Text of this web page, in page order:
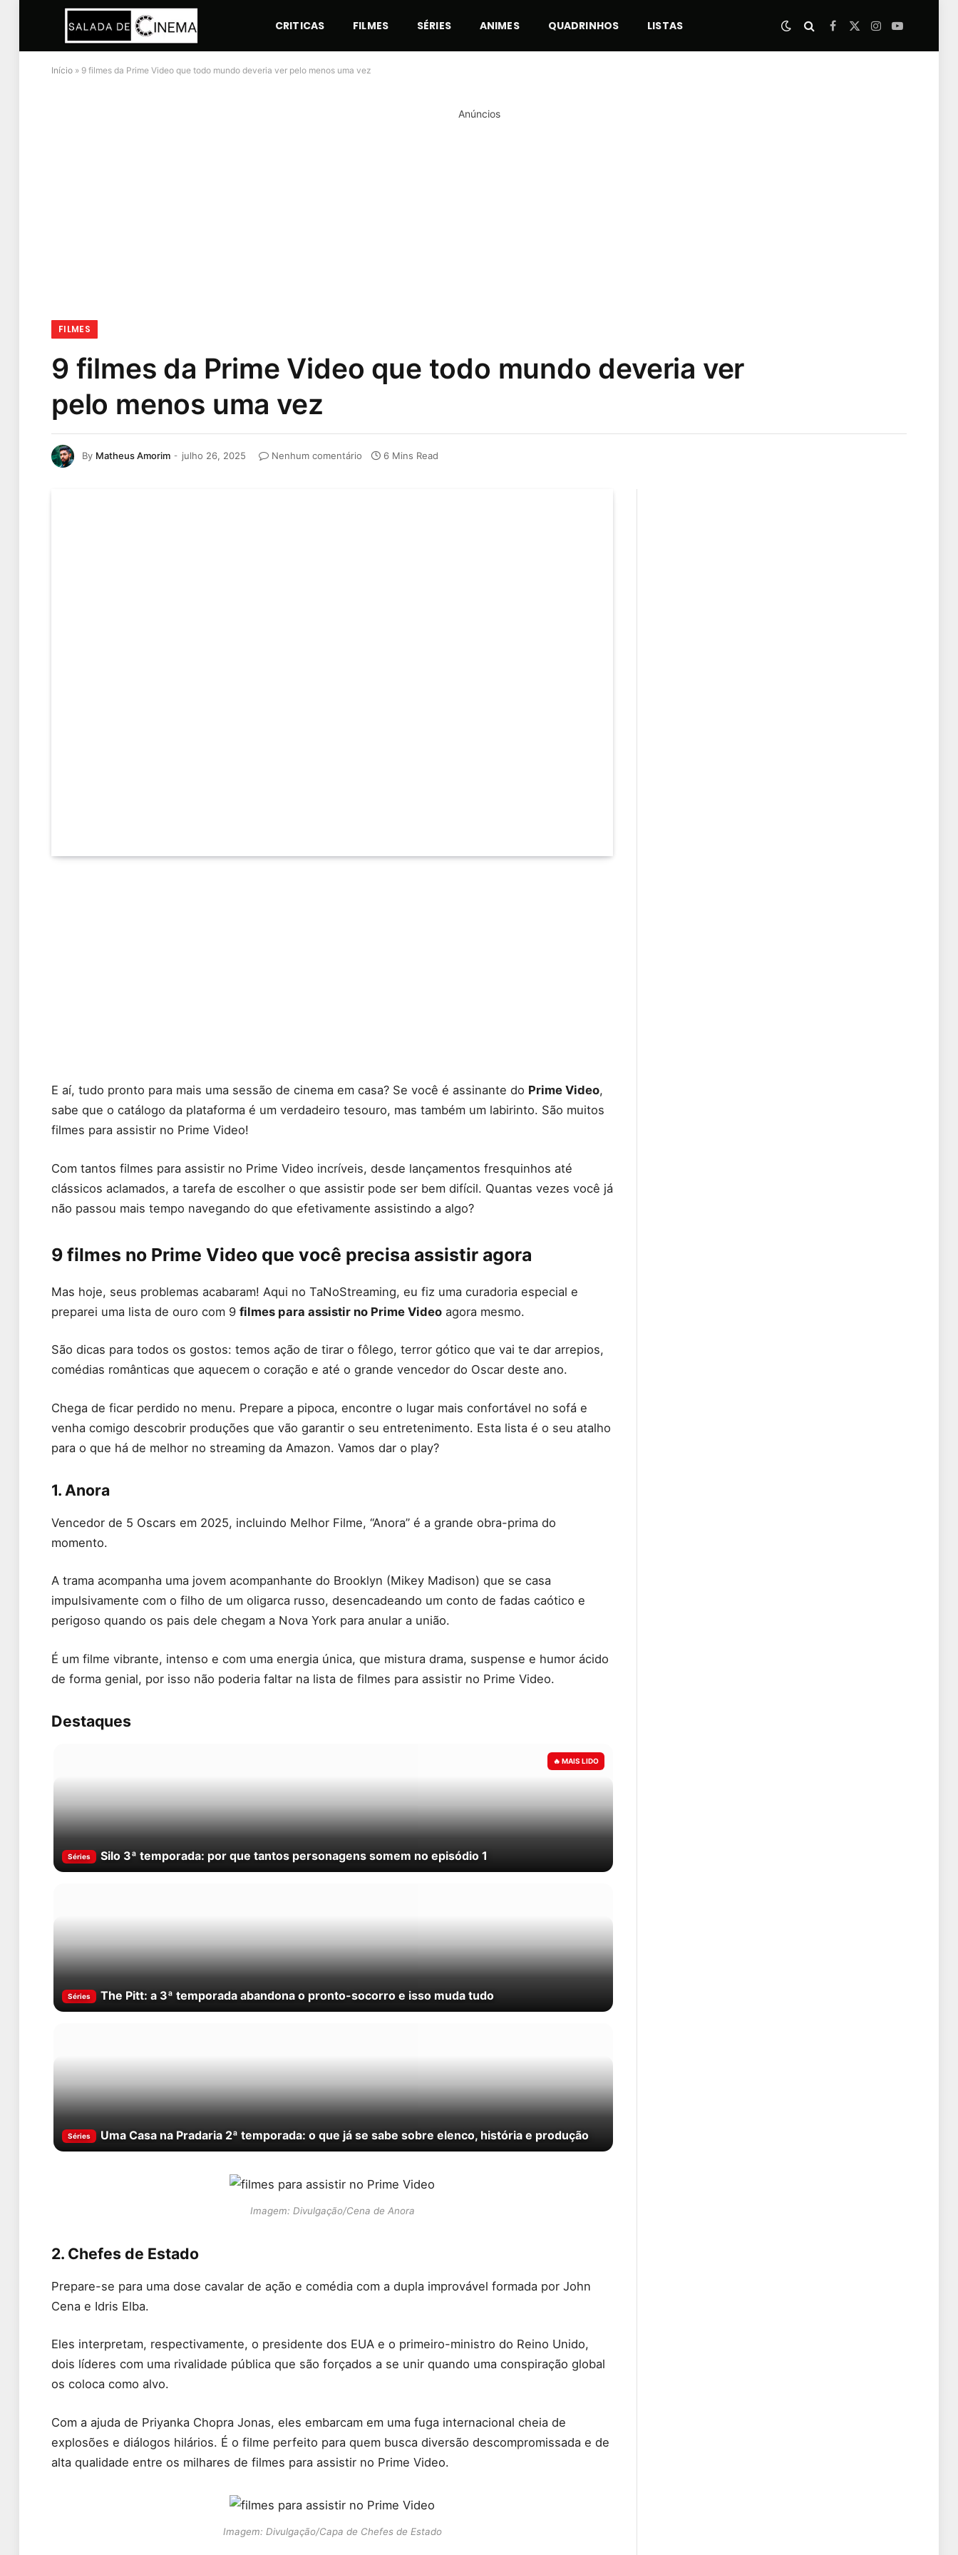
CRITICAS FILMES SÉRIES ANIMES QUADRINHOS LISTAS Facebook
X
Instagram
YouTube
Início » 9 filmes da Prime Video que todo mundo deveria ver pelo menos uma vez
Anúncios
FILMES
9 filmes da Prime Video que todo mundo deveria ver
pelo menos uma vez
By Matheus Amorim julho 26, 2025 Nenhum comentário 6 Mins Read
E aí, tudo pronto para mais uma sessão de cinema em casa? Se você é assinante do Prime Video,
sabe que o catálogo da plataforma é um verdadeiro tesouro, mas também um labirinto. São muitos
filmes para assistir no Prime Video!
Com tantos filmes para assistir no Prime Video incríveis, desde lançamentos fresquinhos até
clássicos aclamados, a tarefa de escolher o que assistir pode ser bem difícil. Quantas vezes você já
não passou mais tempo navegando do que efetivamente assistindo a algo?
9 filmes no Prime Video que você precisa assistir agora
Mas hoje, seus problemas acabaram! Aqui no TaNoStreaming, eu fiz uma curadoria especial e
preparei uma lista de ouro com 9 filmes para assistir no Prime Video agora mesmo.
São dicas para todos os gostos: temos ação de tirar o fôlego, terror gótico que vai te dar arrepios,
comédias românticas que aquecem o coração e até o grande vencedor do Oscar deste ano.
Chega de ficar perdido no menu. Prepare a pipoca, encontre o lugar mais confortável no sofá e
venha comigo descobrir produções que vão garantir o seu entretenimento. Esta lista é o seu atalho
para o que há de melhor no streaming da Amazon. Vamos dar o play?
1. Anora
Vencedor de 5 Oscars em 2025, incluindo Melhor Filme, “Anora” é a grande obra-prima do
momento.
A trama acompanha uma jovem acompanhante do Brooklyn (Mikey Madison) que se casa
impulsivamente com o filho de um oligarca russo, desencadeando um conto de fadas caótico e
perigoso quando os pais dele chegam a Nova York para anular a união.
É um filme vibrante, intenso e com uma energia única, que mistura drama, suspense e humor ácido
de forma genial, por isso não poderia faltar na lista de filmes para assistir no Prime Video.
Destaques
Séries Silo 3ª temporada: por que tantos personagens somem no episódio 1
Séries The Pitt: a 3ª temporada abandona o pronto-socorro e isso muda tudo
Séries Uma Casa na Pradaria 2ª temporada: o que já se sabe sobre elenco, história e produção
Imagem: Divulgação/Cena de Anora
2. Chefes de Estado
Prepare-se para uma dose cavalar de ação e comédia com a dupla improvável formada por John
Cena e Idris Elba.
Eles interpretam, respectivamente, o presidente dos EUA e o primeiro-ministro do Reino Unido,
dois líderes com uma rivalidade pública que são forçados a se unir quando uma conspiração global
os coloca como alvo.
Com a ajuda de Priyanka Chopra Jonas, eles embarcam em uma fuga internacional cheia de
explosões e diálogos hilários. É o filme perfeito para quem busca diversão descompromissada e de
alta qualidade entre os milhares de filmes para assistir no Prime Video.
Imagem: Divulgação/Capa de Chefes de Estado